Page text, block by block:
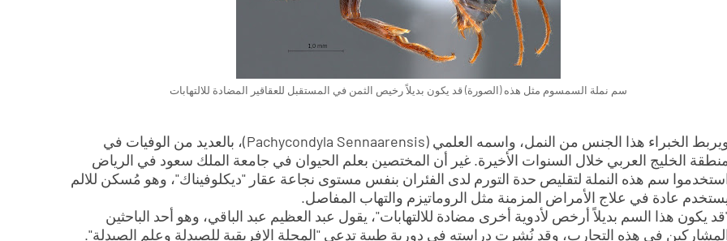
سم نملة السمسوم مثل هذه (الصورة) قد يكون بديلاً رخيص الثمن في المستقبل للعقاقير المضادة للالتهابات
ويربط الخبراء هذا الجنس من النمل، واسمه العلمي (Pachycondyla Sennaarensis)، بالعديد من الوفيات في
الخليج العربي خلال السنوات الأخيرة. غير أن المختصين بعلم الحيوان في جامعة الملك سعود في الرياض
سم هذه النملة لتقليص حدة التورم لدى الفئران بنفس مستوى نجاعة عقار "ديكلوفيناك"، وهو مُسكن للالم
عادة في علاج الأمراض المزمنة مثل الروماتيزم والتهاب المفاصل.
يكون هذا السم بديلاً أرخص لأدوية أخرى مضادة للالتهابات"، يقول عبد العظيم عبد الباقي، وهو أحد الباحثين
في هذه التجارب، وقد نُشرت دراسته في دورية طبية تدعى "المجلة الإفريقية للصيدلة وعلم الصيدلة".